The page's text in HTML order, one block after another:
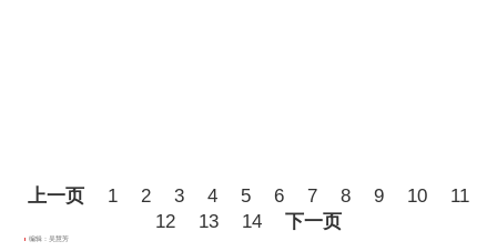
上一页 1 2 3 4 5 6 7 8 9 10
11
12
13 14 下一页
编辑：吴慧芳